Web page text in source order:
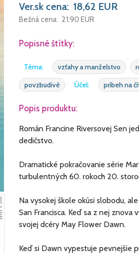
Ver.sk cena: 18,62 EUR
Bežná cena: 21,90 EUR
Popisné štítky:
Téma: vzťahy a manželstvo
povzbudivé
Účel: príbeh na
Popis produktu:
Román Francine Riversovej Sen
dedičstvo.
Dramatické pokračovanie série
turbulentných 60. rokoch 20.
Na vysokej škole okúsi slobodu,
San Francisca. Keď sa z nej
svojej dcéry May Flower Dawn.
Keď si Dawn vypestuje pevnejšie